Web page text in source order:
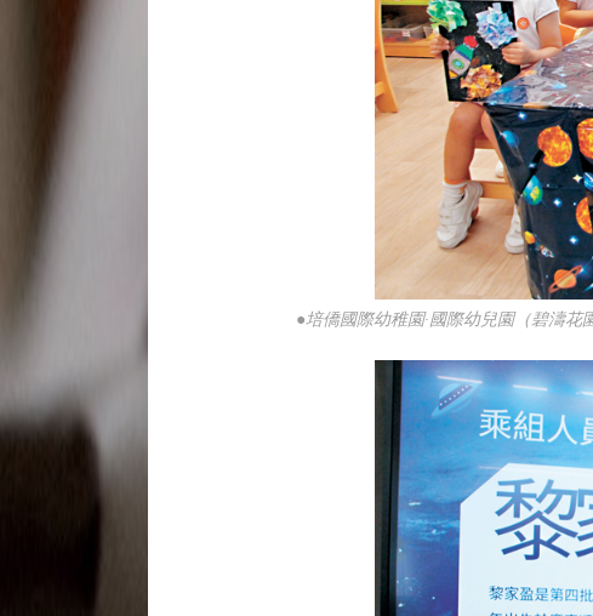
●培僑國際幼稚園·國際幼兒園（碧濤